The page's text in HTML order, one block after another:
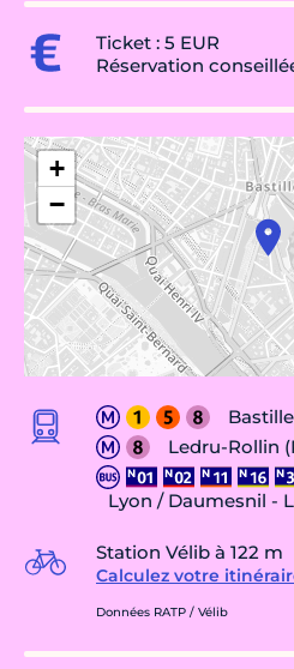
Ticket : 5 EUR
Réservation
+
−
Ledru-Rollin
Lyon / Daumesnil -
Station Vélib à 122 m
Calculez votre
Données RATP / Vélib